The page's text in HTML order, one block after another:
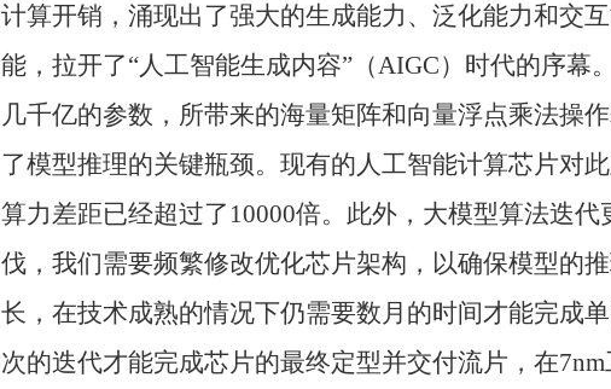
计算开销，涌现出了强大的生成能力、泛化能力和交
能，拉开了“人工智能生成内容”（AIGC）时代的序幕
几千亿的参数，所带来的海量矩阵和向量浮点乘法操
了模型推理的关键瓶颈。现有的人工智能计算芯片对
算力差距已经超过了 10000倍。此外，大模型算法迭
伐，我们需要频繁修改优化芯片架构，以确保模型的
长，在技术成熟的情况下仍需要数月的时间才能完成
次的迭代才能完成芯片的最终定型并交付流片，在7nm